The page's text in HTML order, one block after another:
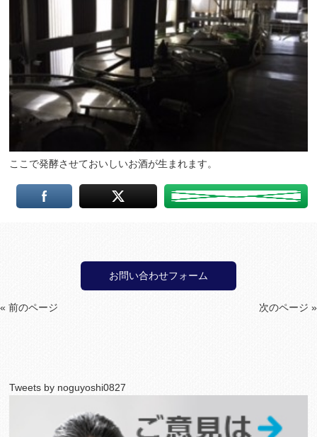
ここで発酵させておいしいお酒が生まれます。
お問い合わせフォーム
« 前のページ 次のページ »
Tweets by noguyoshi0827